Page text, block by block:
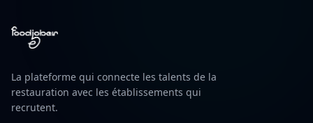
La plateforme qui connecte les talents de la
restauration avec les établissements qui
recrutent.